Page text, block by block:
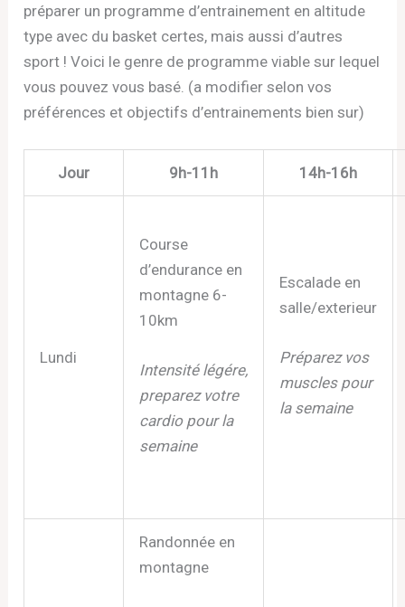
préparer un programme d’entrainement en altitude
type avec du basket certes, mais aussi d’autres
sport ! Voici le genre de programme viable sur lequel
vous pouvez vous basé. (a modifier selon vos
préférences et objectifs d’entrainements bien sur)
Jour 9h-11h 14h-16h
Lundi
Course
d’endurance en
montagne 6-
10km
Intensité légére,
preparez votre
cardio pour la
semaine
Escalade en
salle/exterieur
Préparez vos
muscles pour
la semaine
Randonnée en
montagne